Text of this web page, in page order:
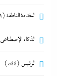
الخدمة الناطقة(1)
الذكاء الإصطناعي
الرئيس (544)